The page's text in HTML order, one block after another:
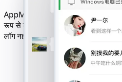
AppMessenger सभी उपकरणों,
रूप से काम करता है - पूर्ण गोपनीयता
लॉग नहीं, और कोई अनुमति अनुरोध शामिल